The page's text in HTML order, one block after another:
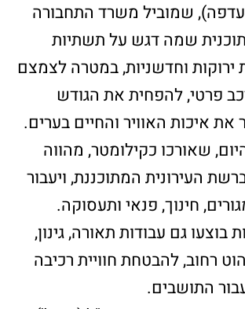
ויישובים. קריית מוצקין מצטרפת היום למהפכה,
שתאפשר לרוכבים צעירים ומבוגרים לנוע בעיר
בבטיחות, בנוחות ותוך תרומה לבריאות ולסביבה.
תשתיות אלה משקפות את המחויבות שלנו לעתיד
ירוק ובר קיימא לכל אזרח ואזרחית בישראל."
מנכ"ל משרד התחבורה, משה בן זקן: "ההשקעה
בתשתיות אופניים, שבילי הליכה ותחבורה ציבורית
היא נדבך מרכזי במדיניות התחבורה שמקדמת
השרה רגב, במסגרת תוכנית כוללת להפחתת
הגודש, קידום בריאות הציבור ושיפור הנגישות.
בין-מוסדי שמניב תוצאות בשטח - שביל ראשון
שמוביל לרשת תחבורתית חכמה וירוקה בכל
המטרופולין."
ראש עיריית קריית מוצקין, צבי (ציקי) אבישר: